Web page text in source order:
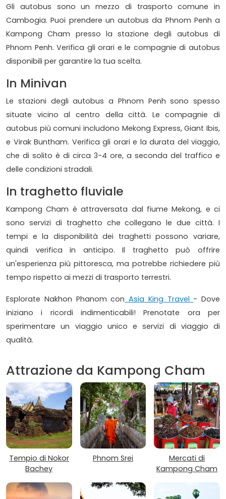
Gli autobus sono un mezzo di trasporto comune in
Cambogia. Puoi prendere un autobus da Phnom Penh a
Kampong Cham presso la stazione degli autobus di
Phnom Penh. Verifica gli orari e le compagnie di autobus
disponibili per garantire la tua scelta.
In Minivan
Le stazioni degli autobus a Phnom Penh sono spesso
situate vicino al centro della città. Le compagnie di
autobus più comuni includono Mekong Express, Giant Ibis,
e Virak Buntham. Verifica gli orari e la durata del viaggio,
che di solito è di circa 3-4 ore, a seconda del traffico e
delle condizioni stradali.
In traghetto fluviale
Kampong Cham è attraversata dal fiume Mekong, e ci
sono servizi di traghetto che collegano le due città. I
tempi e la disponibilità dei traghetti possono variare,
quindi verifica in anticipo. Il traghetto può offrire
un'esperienza più pittoresca, ma potrebbe richiedere più
tempo rispetto ai mezzi di trasporto terrestri.
Esplorate Nakhon Phanom con Asia King Travel - Dove
iniziano i ricordi indimenticabili! Prenotate ora per
sperimentare un viaggio unico e servizi di viaggio di
qualità.
Attrazione da Kampong Cham
Tempio di Nokor
Bachey
Phnom Srei
Mercati di
Kampong Cham